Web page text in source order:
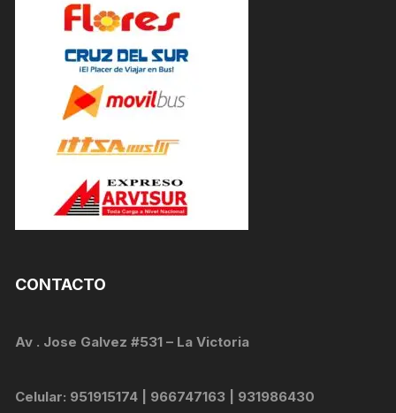
CONTACTO
Av . Jose Galvez #531 – La Victoria
Celular: 951915174 | 966747163 | 931986430